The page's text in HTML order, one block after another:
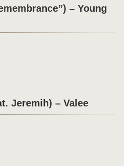
– Young
Jeremih) – Valee